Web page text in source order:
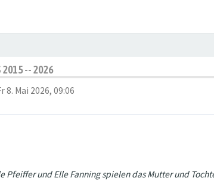
2015 -- 2026
8. Mai 2026, 09:06
Pfeiffer und Elle Fanning spielen das Mutter und